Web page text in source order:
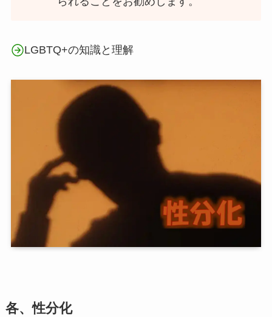
LGBTQ+の知識と理解
各、性分化